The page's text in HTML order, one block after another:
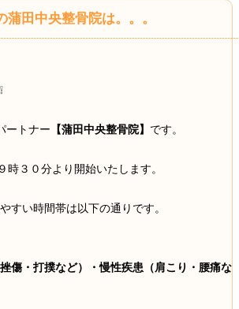
蒲田中央整骨院は。。。
ートナー 【蒲田中央整骨院】 です。
時３０分より開始いたします。
すい時間帯は以下の通りです。
挫傷・打撲など）・慢性疾患（肩こり・腰痛な